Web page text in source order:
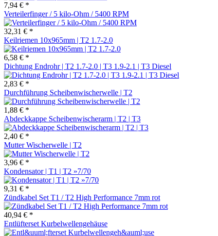
7,94 € *
Verteilerfinger / 5 kilo-Ohm / 5400 RPM
32,31 € *
Keilriemen 10x965mm | T2 1.7-2.0
6,58 € *
Dichtung Endrohr | T2 1.7-2.0 | T3 1.9-2.1 | T3 Diesel
2,83 € *
Durchführung Scheibenwischerwelle | T2
1,88 € *
Abdeckkappe Scheibenwischerarm | T2 | T3
2,40 € *
Mutter Wischerwelle | T2
3,96 € *
Kondensator | T1 | T2 »7/70
9,31 € *
Zündkabel Set T1 / T2 High Performance 7mm rot
40,94 € *
Entlüfterset Kurbelwellengehäuse